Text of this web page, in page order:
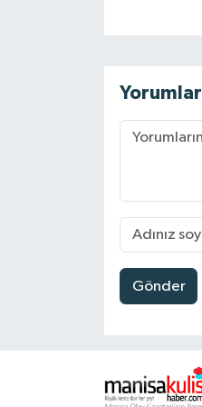
Yorumlar
Gönder